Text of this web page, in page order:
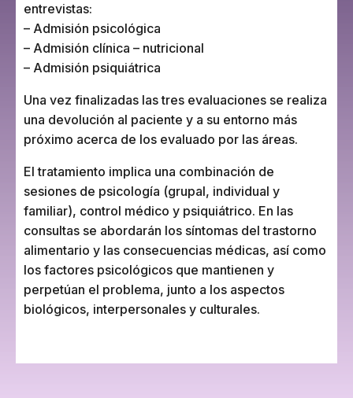
entrevistas:
– Admisión psicológica
– Admisión clínica – nutricional
– Admisión psiquiátrica
Una vez finalizadas las tres evaluaciones se realiza
una devolución al paciente y a su entorno más
próximo acerca de los evaluado por las áreas.
El tratamiento implica una combinación de
sesiones de psicología (grupal, individual y
familiar), control médico y psiquiátrico. En las
consultas se abordarán los síntomas del trastorno
alimentario y las consecuencias médicas, así como
los factores psicológicos que mantienen y
perpetúan el problema, junto a los aspectos
biológicos, interpersonales y culturales.